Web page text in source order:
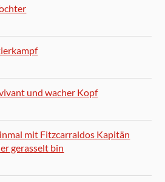
und wacher Kopf
mit Fitzcarraldos Kapitän
gerasselt bin